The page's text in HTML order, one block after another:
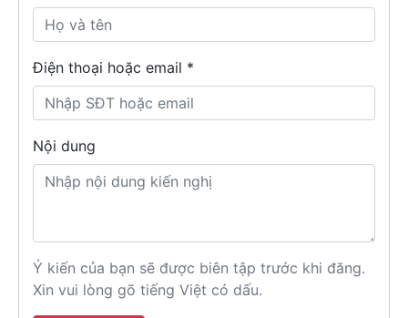
Điện thoại hoặc email *
Nội dung
Ý kiến của bạn sẽ được biên tập trước khi đăng.
Xin vui lòng gõ tiếng Việt có dấu.